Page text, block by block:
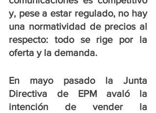
y, pese a estar regulado, no hay
una normatividad de precios al
respecto: todo se rige por la
oferta y la demanda.
En mayo pasado la Junta
Directiva de EPM avaló la
intención de vender la